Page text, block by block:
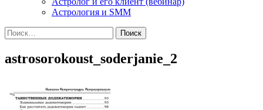
Астрология и SMM
Найти:
astrosorokoust_soderjanie_2